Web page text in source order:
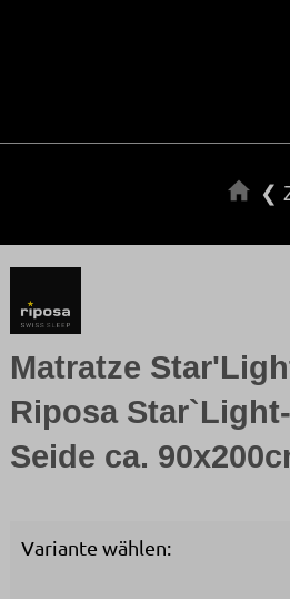
❮
Matratze
Riposa
Seide ca.
Variante wählen: